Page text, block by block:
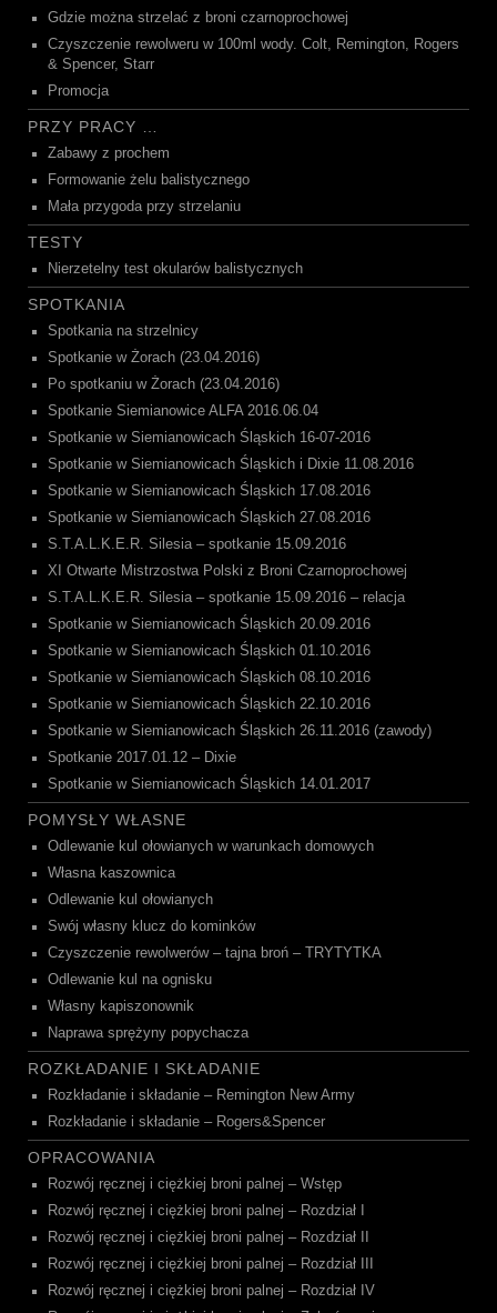
Gdzie można strzelać z broni czarnoprochowej
Czyszczenie rewolweru w 100ml wody. Colt, Remington, Rogers
& Spencer, Starr
Promocja
PRZY PRACY …
Zabawy z prochem
Formowanie żelu balistycznego
Mała przygoda przy strzelaniu
TESTY
Nierzetelny test okularów balistycznych
SPOTKANIA
Spotkania na strzelnicy
Spotkanie w Żorach (23.04.2016)
Po spotkaniu w Żorach (23.04.2016)
Spotkanie Siemianowice ALFA 2016.06.04
Spotkanie w Siemianowicach Śląskich 16-07-2016
Spotkanie w Siemianowicach Śląskich i Dixie 11.08.2016
Spotkanie w Siemianowicach Śląskich 17.08.2016
Spotkanie w Siemianowicach Śląskich 27.08.2016
S.T.A.L.K.E.R. Silesia – spotkanie 15.09.2016
XI Otwarte Mistrzostwa Polski z Broni Czarnoprochowej
S.T.A.L.K.E.R. Silesia – spotkanie 15.09.2016 – relacja
Spotkanie w Siemianowicach Śląskich 20.09.2016
Spotkanie w Siemianowicach Śląskich 01.10.2016
Spotkanie w Siemianowicach Śląskich 08.10.2016
Spotkanie w Siemianowicach Śląskich 22.10.2016
Spotkanie w Siemianowicach Śląskich 26.11.2016 (zawody)
Spotkanie 2017.01.12 – Dixie
Spotkanie w Siemianowicach Śląskich 14.01.2017
POMYSŁY WŁASNE
Odlewanie kul ołowianych w warunkach domowych
Własna kaszownica
Odlewanie kul ołowianych
Swój własny klucz do kominków
Czyszczenie rewolwerów – tajna broń – TRYTYTKA
Odlewanie kul na ognisku
Własny kapiszonownik
Naprawa sprężyny popychacza
ROZKŁADANIE I SKŁADANIE
Rozkładanie i składanie – Remington New Army
Rozkładanie i składanie – Rogers&Spencer
OPRACOWANIA
Rozwój ręcznej i ciężkiej broni palnej – Wstęp
Rozwój ręcznej i ciężkiej broni palnej – Rozdział I
Rozwój ręcznej i ciężkiej broni palnej – Rozdział II
Rozwój ręcznej i ciężkiej broni palnej – Rozdział III
Rozwój ręcznej i ciężkiej broni palnej – Rozdział IV